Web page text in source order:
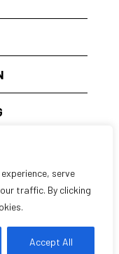
serve
traffic. By clicking
Accept All